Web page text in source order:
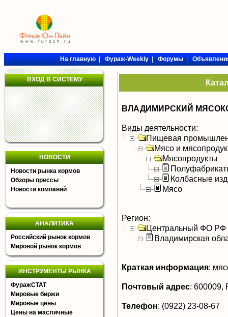
На главную|Фураж-Weekly|Форумы|
ВХОД В СИСТЕМУ
НОВОСТИ
Новости рынка кормов
Обзоры прессы
Новости компаний
АНАЛИТИКА
Российский рынок кормов
Мировой рынок кормов
ИНСТРУМЕНТЫ РЫНКА
ФуражСТАТ
Мировые биржи
Мировые цены
Цены на масличные
ВЛАДИМИРСКИЙ
Виды деятельности:
Пищевая
Мясо и
Мясопродукты
Колбасные
Мясо
Регион:
Центральный ФО РФ
Владимирская
Краткая информация:
Почтовый адрес: 600009,
Телефон: (0922) 23-08-67